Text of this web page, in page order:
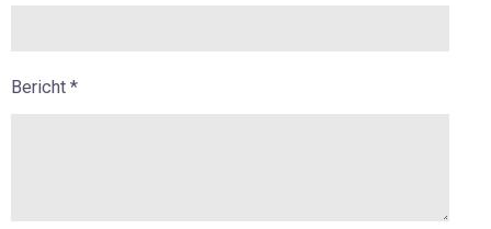
Bericht *